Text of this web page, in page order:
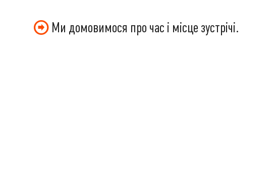
Ми домовимося про час і місце зустрічі.